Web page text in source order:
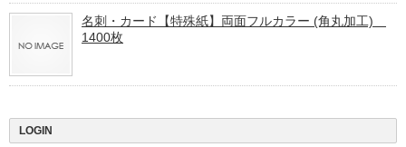
名刺・カード【特殊紙】両面フルカラー (角丸加工)
1400枚
LOGIN